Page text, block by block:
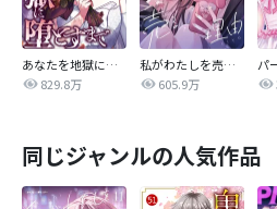
あなたを地獄に堕とすまで
829.8万
私がわたしを売る理由
605.9万
同じジャンルの人気作品